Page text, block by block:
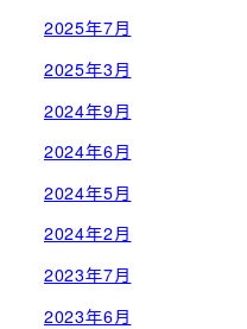
2025年7月
2025年3月
2024年9月
2024年6月
2024年5月
2024年2月
2023年7月
2023年6月